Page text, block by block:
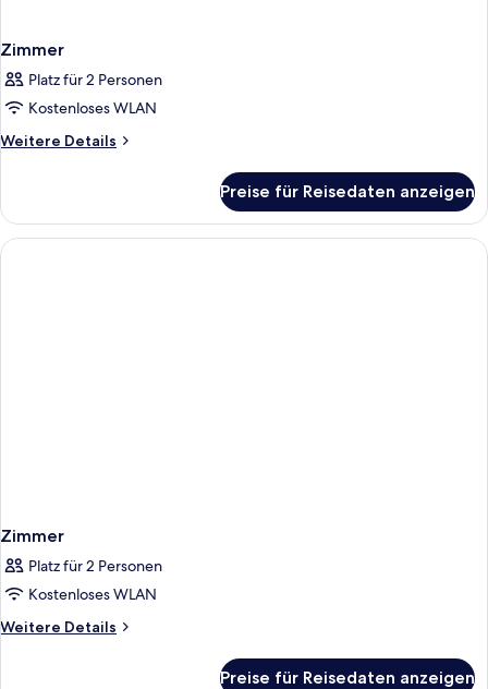
Zimmer
Platz für 2 Personen
Kostenloses WLAN
Weitere Details
Weitere
Preise für Reisedaten anzeigen
Zimmer
Platz für 2 Personen
Kostenloses WLAN
Weitere Details
Weitere
Preise für Reisedaten anzeigen